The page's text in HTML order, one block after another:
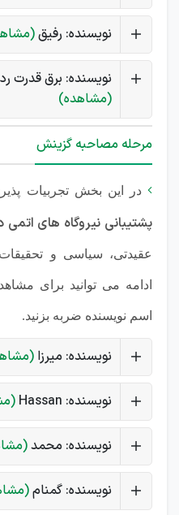
نویسنده: رفیق
نویسنده: برق قدرت
(مشاهده)
مرحله مصاحبه گزینش
 در این بخش تجربیات
پشتیبانی نیروگاه های اتمی در
عقیدتی، سیاسی و
ادامه می توانید برای
اسم نویسنده ضربه بزنید.
نویسنده: میرزا
نویسنده: Hassan
نویسنده: محمد
نویسنده: گمنام